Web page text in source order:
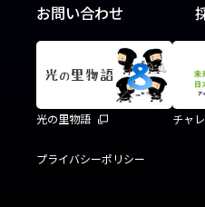
お問い合わせ
光の里物語 チャ
プライバシーポリシー